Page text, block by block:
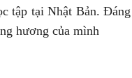
tập tại Nhật Bản. Đáng
hương của mình